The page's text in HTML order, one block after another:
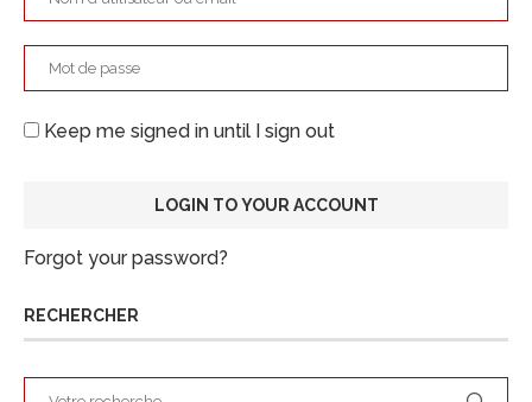
Keep me signed in until I sign out
Forgot your password?
RECHERCHER